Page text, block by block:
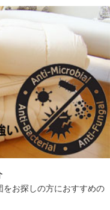
お探しの方におすすめの